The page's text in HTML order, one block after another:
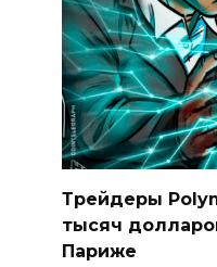
Трейдеры
тысяч
Париже